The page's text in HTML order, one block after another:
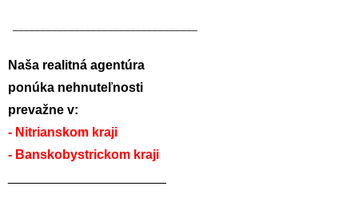
Naša realitná agentúra
ponúka nehnuteľnosti
prevažne v:
- Nitrianskom kraji
- Banskobystrickom kraji